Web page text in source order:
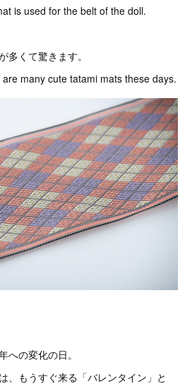
is used for the belt of the doll.
多くて驚きます。
many cute tatami mats these days.
への変化の日。
、もうすぐ来る「バレンタイン」と